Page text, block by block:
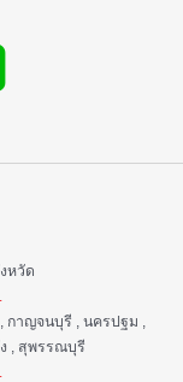
หวัด
กาญจนบุรี , นครปฐม ,
, สุพรรณบุรี